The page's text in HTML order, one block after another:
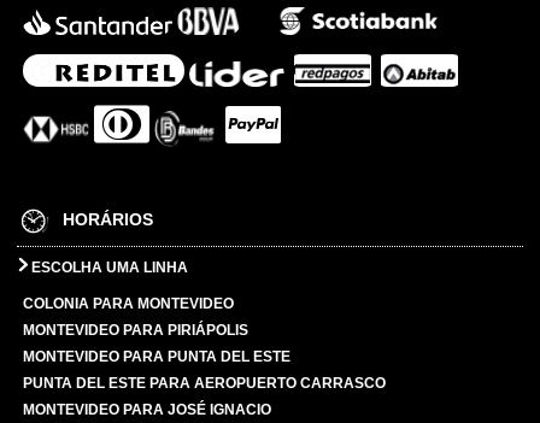
HORÁRIOS
ESCOLHA UMA LINHA
COLONIA PARA MONTEVIDEO
MONTEVIDEO PARA PIRIÁPOLIS
MONTEVIDEO PARA PUNTA DEL ESTE
PUNTA DEL ESTE PARA AEROPUERTO CARRASCO
MONTEVIDEO PARA JOSÉ IGNACIO